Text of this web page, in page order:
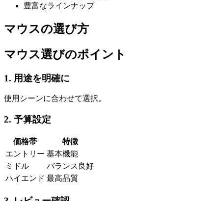
豊富なラインナップ
マウスの選び方
マウス選びのポイント
1. 用途を明確に
使用シーンに合わせて選択。
2. 予算設定
価格帯
特徴
エントリー 基本機能
ミドル
バランス良好
ハイエンド 最高品質